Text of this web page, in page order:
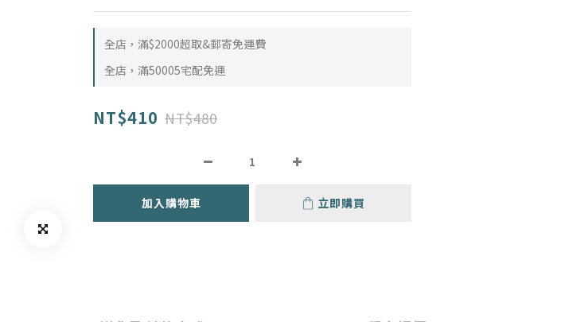
全店，滿$2000超取&郵寄免運費
全店，滿50005宅配免運
NT$410 NT$480
加入購物車 立即購買